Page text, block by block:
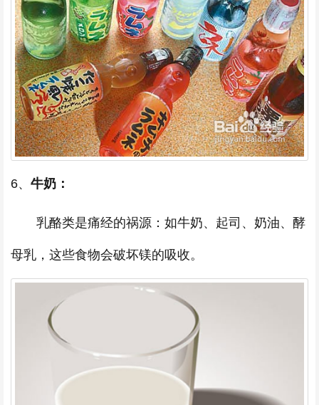
6、 牛奶：
乳酪类是痛经的祸源：如牛奶、起司、奶油、酵
母乳，这些食物会破坏镁的吸收。